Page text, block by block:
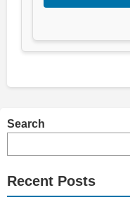
Search
Recent Posts